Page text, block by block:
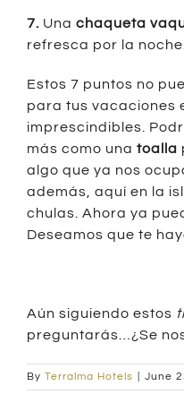
7. Una chaqueta
refresca por la
Estos 7 puntos no
para tus vacaciones
imprescindibles.
más como una toalla
algo que ya nos
además, aquí en la
chulas. Ahora ya
Deseamos que te
Aún siguiendo estos
preguntarás…¿Se
By Terralma Hotels June